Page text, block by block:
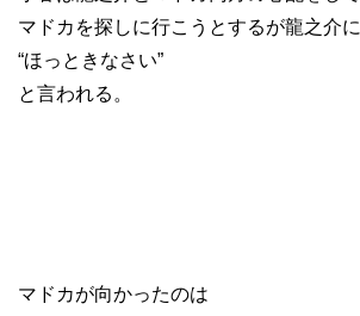
マドカを探しに行こうとするが龍之介に
“ほっときなさい”
と言われる。
マドカが向かったのは